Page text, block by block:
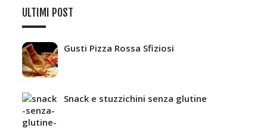
ULTIMI POST
Gusti Pizza Rossa Sfiziosi
Snack e stuzzichini senza glutine